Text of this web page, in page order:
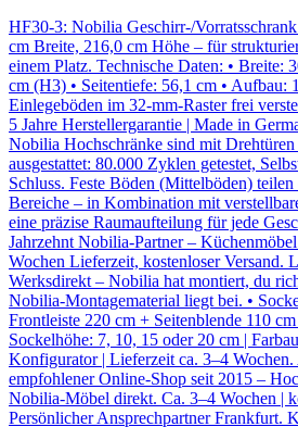
HF30-3: Nobilia Geschirr-/
cm Breite, 216,0 cm Höhe – für
einem Platz. Technische Daten: • Breite:
cm (H3) • Seitentiefe: 56,1 cm • Aufbau:
Einlegeböden im 32-mm-Raster frei
5 Jahre Herstellergarantie | Made in
Nobilia Hochschränke sind mit Drehtüren
ausgestattet: 80.000 Zyklen getestet,
Schluss. Feste Böden (Mittelböden)
Bereiche – in Kombination mit
eine präzise Raumaufteilung für jede
Jahrzehnt Nobilia-Partner –
Wochen Lieferzeit, kostenloser Versand.
Werksdirekt – Nobilia hat montiert, du
Nobilia-Montagematerial liegt bei. •
Frontleiste 220 cm + Seitenblende 110
Sockelhöhe: 7, 10, 15 oder 20 cm |
Konfigurator | Lieferzeit ca. 3–4
empfohlener Online-Shop seit 2015 –
Nobilia-Möbel direkt. Ca. 3–4 Wochen |
Persönlicher Ansprechpartner Frankfurt.